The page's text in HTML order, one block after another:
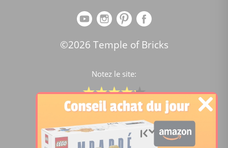
©2026 Temple of Bricks
Notez le site:
Comparateur de prix Lego
4.2/5 -15454notes